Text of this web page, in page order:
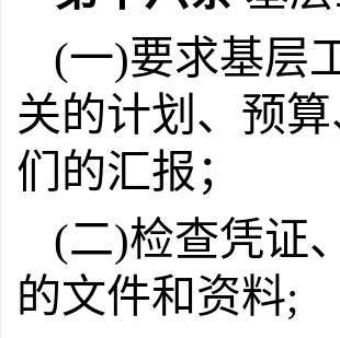
(一)要求基层
关的计划、预
们的汇报；
(二)检查凭证
的文件和资料;